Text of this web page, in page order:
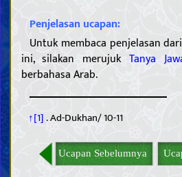
Penjelasan ucapan:
Untuk membaca penjelasan
ini, silakan merujukTanya
berbahasa Arab.
↑[1] . Ad-Dukhan/ 10-11
Ucapan Sebelumnya
Sifat-sifat para Nabi dan kehidupan
Karakteristik Nabi terakhir
Para sahabat dan para istri Nabi
Sifat-sifat Ahlul Bait Nabi terakhir,
Imam Mahdi
Tanda-tanda kedatangan Imam
Memahami iman dan kekufuran
Sifat-sifat iman dan kekufuran serta